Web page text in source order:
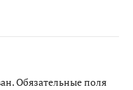
Обязательные поля